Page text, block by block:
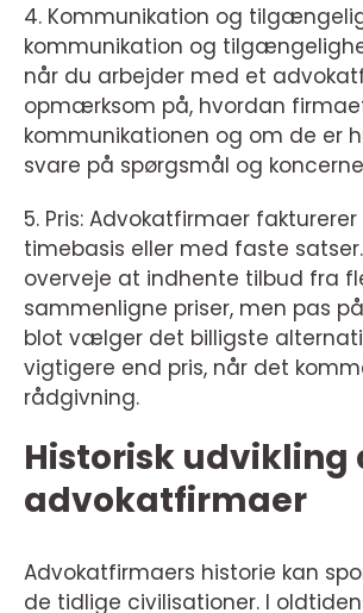
4. Kommunikation og
kommunikation og
når du arbejder med et
opmærksom på, hvordan
kommunikationen og om de er
svare på spørgsmål og
5. Pris: Advokatfirmaer
timebasis eller med faste
overveje at indhente tilbud fra
sammenligne priser, men pas
blot vælger det billigste
vigtigere end pris, når det
rådgivning.
Historisk udvikling
advokatfirmaer
Advokatfirmaers historie kan
de tidlige civilisationer. I